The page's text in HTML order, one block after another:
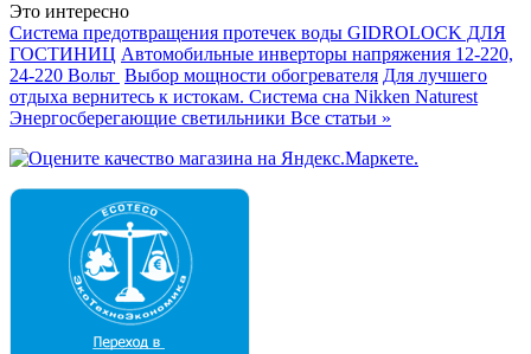
Это интересно
Система предотвращения протечек воды GIDROLOCK ДЛЯ
ГОСТИНИЦ Автомобильные инверторы напряжения 12-220,
24-220 Вольт Выбор мощности обогревателя Для лучшего
отдыха вернитесь к истокам. Система сна Nikken Naturest
Энергосберегающие светильники Все статьи »